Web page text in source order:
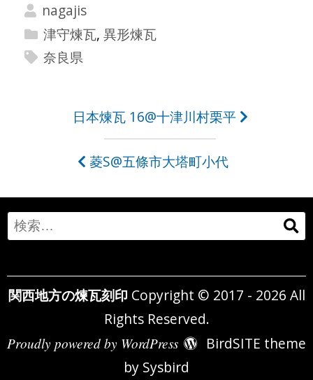
nagajis
津守煉瓦, 異形煉瓦
奈良県
ビ
ゲ
ー
シ
ョ
日本煉瓦 16@十津川村栗平
菱S@五條市大塔町小代
Search
for:
関西地方の煉瓦刻印 Copyright © 2017 - 2026 All
Rights Reserved.
Proudly powered by WordPress
BirdSITE theme
by Sysbird